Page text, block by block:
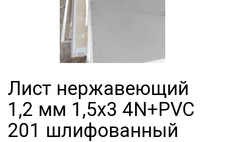
Лист нержавеющий
1,2 мм 1,5х3 4N+PVC
201 шлифованный